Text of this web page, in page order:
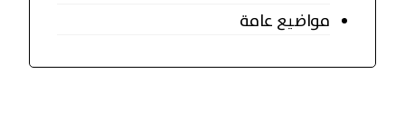
مواضيع عامة